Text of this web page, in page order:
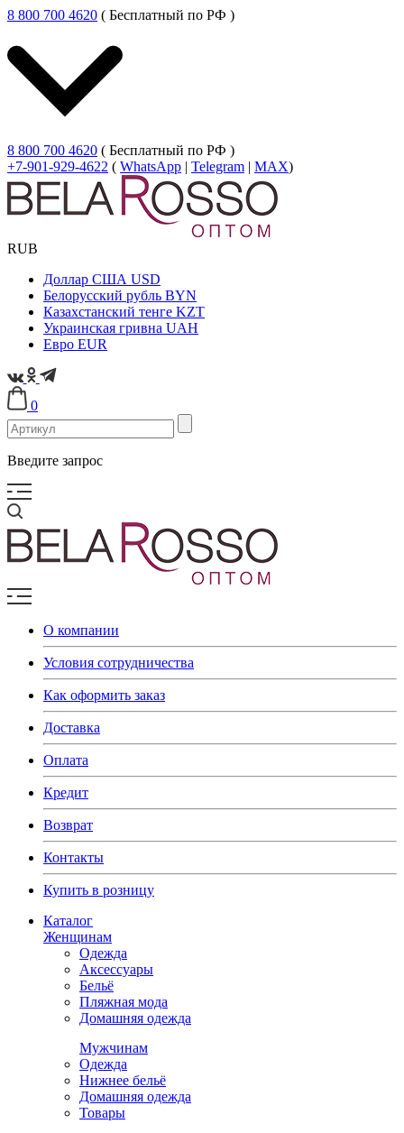
8 800 700 4620 ( Бесплатный по РФ )
8 800 700 4620 ( Бесплатный по РФ )
+7-901-929-4622 ( WhatsApp | Telegram | MAX)
RUB
Доллар США USD
Белорусский рубль BYN
Казахстанский тенге KZT
Украинская гривна UAH
Евро EUR
0
Введите запрос
О компании
Условия сотрудничества
Как оформить заказ
Доставка
Оплата
Кредит
Возврат
Контакты
Купить в розницу
Каталог
Женщинам
Одежда
Аксессуары
Бельё
Пляжная мода
Домашняя одежда
Мужчинам
Одежда
Нижнее бельё
Домашняя одежда
Товары